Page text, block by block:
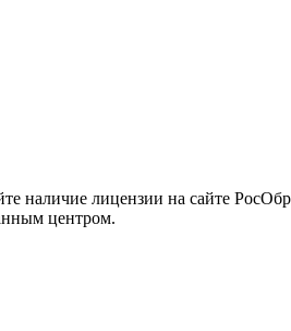
наличие лицензии на сайте
центром.